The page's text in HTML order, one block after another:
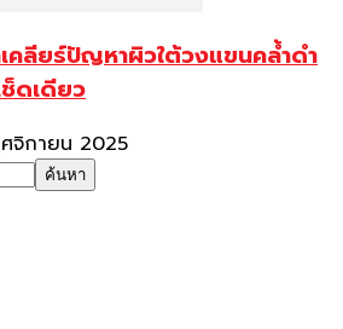
คลียร์ปัญหาผิวใต้วงแขนคล้ำดำ
ช็ดเดียว
จิกายน 2025